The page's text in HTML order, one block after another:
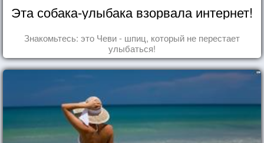
Эта собака-улыбака взорвала интернет!
Знакомьтесь: это Чеви - шпиц, который не перестает
улыбаться!